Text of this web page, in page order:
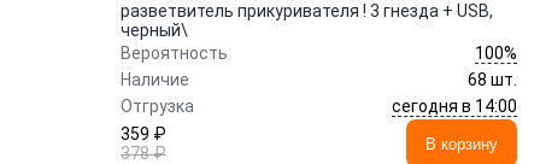
разветвитель прикуривателя ! 3 гнезда + USB,
черный\
Вероятность
100%
Наличие
68 шт.
Отгрузка
сегодня в 14:00
359 ₽
378 ₽
В корзину